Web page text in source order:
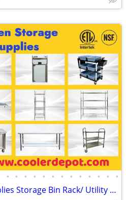
• • • • • • • • • • • • •
Restaurant Kitchen Supplies Storage Bin Rack/ Utility Equipment